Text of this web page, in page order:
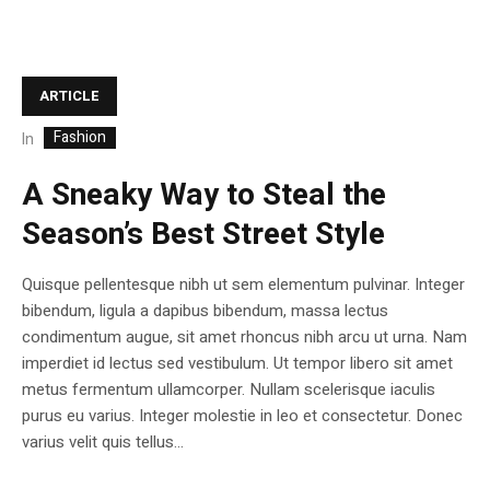
ARTICLE
In Fashion
A Sneaky Way to Steal the
Season’s Best Street Style
Quisque pellentesque nibh ut sem elementum pulvinar. Integer
bibendum, ligula a dapibus bibendum, massa lectus
condimentum augue, sit amet rhoncus nibh arcu ut urna. Nam
imperdiet id lectus sed vestibulum. Ut tempor libero sit amet
metus fermentum ullamcorper. Nullam scelerisque iaculis
purus eu varius. Integer molestie in leo et consectetur. Donec
varius velit quis tellus...